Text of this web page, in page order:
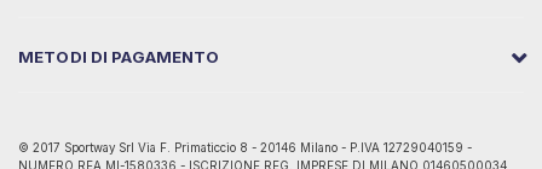
METODI DI PAGAMENTO
© 2017 Sportway Srl Via F. Primaticcio 8 - 20146 Milano - P.IVA 12729040159 -
NUMERO REA MI-1580336 - ISCRIZIONE REG. IMPRESE DI MILANO 01460500034